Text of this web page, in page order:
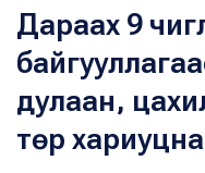
Дараах 9
дулаан,
төр хариуцна